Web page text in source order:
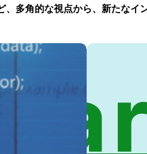
、多角的な視点から、新たなイ